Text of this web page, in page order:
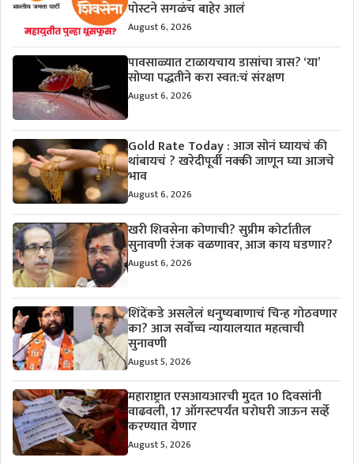
पोस्टने सगळंच बाहेर आलं
August 6, 2026
पावसाळ्यात टाळायचाय डासांचा त्रास? ‘या’
सोप्या पद्धतीने करा स्वत:चं संरक्षण
August 6, 2026
Gold Rate Today : आज सोनं घ्यायचं की
थांबायचं ? खरेदीपूर्वी नक्की जाणून घ्या आजचे
भाव
August 6, 2026
खरी शिवसेना कोणाची? सुप्रीम कोर्टातील
सुनावणी रंजक वळणावर, आज काय घडणार?
August 6, 2026
शिंदेंकडे असलेलं धनुष्यबाणाचं चिन्ह गोठवणार
का? आज सर्वोच्च न्यायालयात महत्वाची
सुनावणी
August 5, 2026
महाराष्ट्रात एसआयआरची मुदत 10 दिवसांनी
वाढवली, 17 ऑगस्टपर्यंत घरोघरी जाऊन सर्व्हे
करण्यात येणार
August 5, 2026